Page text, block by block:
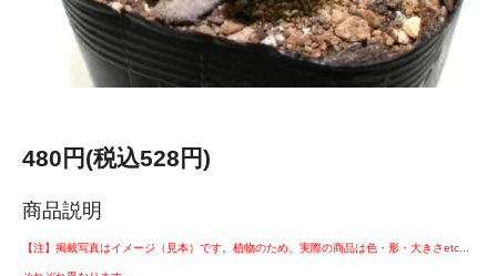
480円(税込528円)
商品説明
【注】掲載写真はイメージ（見本）です。植物のため、実際の商品は色・形・大きさetc...